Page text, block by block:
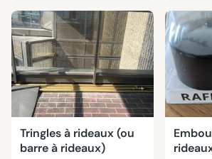
Tringles à rideaux (ou
barre à rideaux)